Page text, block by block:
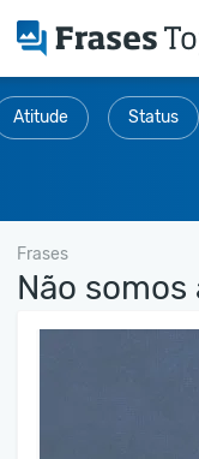
Atitude Status
Frases
Não somos